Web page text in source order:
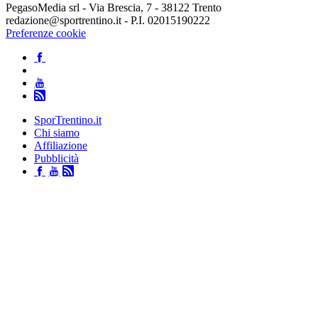
PegasoMedia srl - Via Brescia, 7 - 38122 Trento
redazione@sportrentino.it - P.I. 02015190222
Preferenze cookie
SporTrentino.it
Chi siamo
Affiliazione
Pubblicità